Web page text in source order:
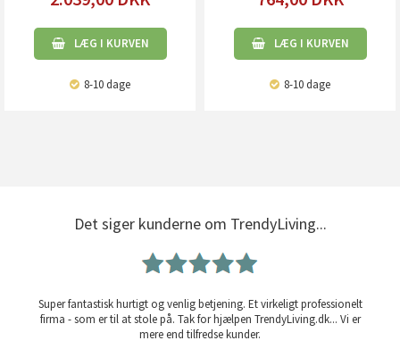
LÆG I KURVEN
8-10 dage
LÆG I KURVEN
8-10 dage
Det siger kunderne om TrendyLiving...
Super fantastisk hurtigt og venlig betjening. Et virkeligt professionelt
firma - som er til at stole på. Tak for hjælpen TrendyLiving.dk... Vi er
mere end tilfredse kunder.